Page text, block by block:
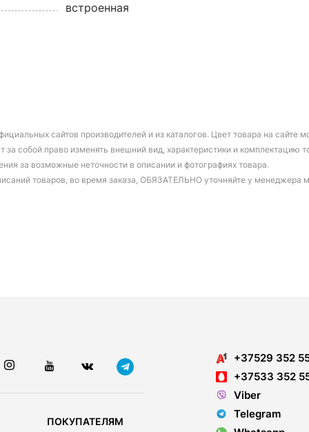
встроенная
сайтов производителей и из каталогов. Цвет товара на сайте
собой право изменять внешний вид, характеристики и комплектацию
за возможные неточности в описании и фотографиях товара.
товаров, во время заказа, ОБЯЗАТЕЛЬНО уточняйте у менеджера
ПОКУПАТЕЛЯМ
+37529 352
+37533 352
Viber
Telegram